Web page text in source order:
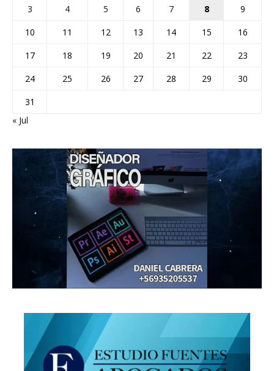
3
4 5 6 7 8
9
10
11 12 13 14 15
16
17
18 19 20 21 22
23
24
25 26 27 28 29
30
31
« Jul